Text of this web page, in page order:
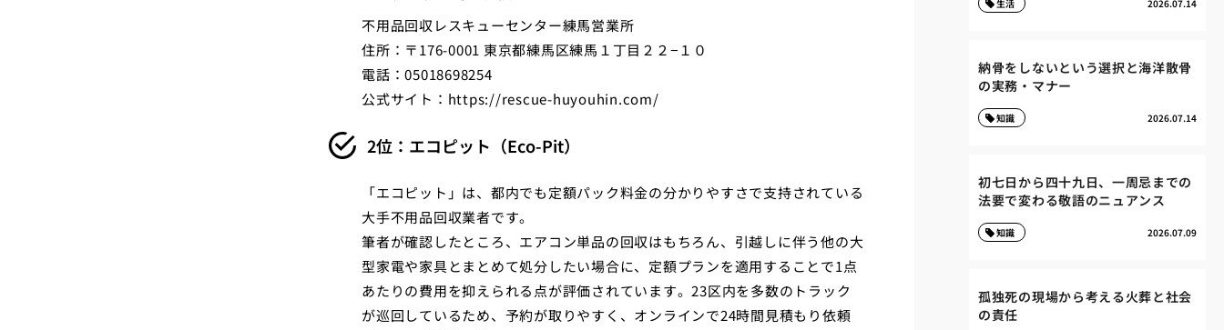
不用品回収レスキューセンター練馬営業所
住所：〒176-0001 東京都練馬区練馬１丁目２２−１０
電話：05018698254
公式サイト： https://rescue-huyouhin.com/
2位：エコピット（Eco-Pit）
「エコピット」は、都内でも定額パック料金の分かりやすさで支持されている
大手不用品回収業者です。
筆者が確認したところ、エアコン単品の回収はもちろん、引越しに伴う他の大
型家電や家具とまとめて処分したい場合に、定額プランを適用することで1点
あたりの費用を抑えられる点が評価されています。23区内を多数のトラック
が巡回しているため、予約が取りやすく、オンラインで24時間見積もり依頼
2026.07.14
生活
納骨をしないという選択と海洋散骨
の実務・マナー
2026.07.14
知識
初七日から四十九日、一周忌までの
法要で変わる敬語のニュアンス
2026.07.09
知識
孤独死の現場から考える火葬と社会
の責任